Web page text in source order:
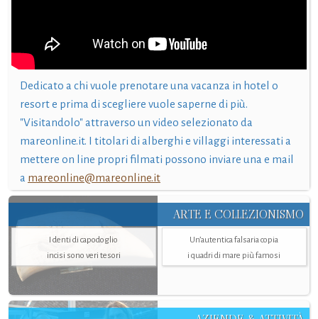
Dedicato a chi vuole prenotare una vacanza in hotel o
resort e prima di scegliere vuole saperne di più.
"Visitandolo" attraverso un video selezionato da
mareonline.it. I titolari di alberghi e villaggi interessati a
mettere on line propri filmati possono inviare una e mail
a mareonline@mareonline.it
ARTE E COLLEZIONISMO
I denti di capodoglio
incisi sono veri tesori
Un’autentica falsaria copia
i quadri di mare più famosi